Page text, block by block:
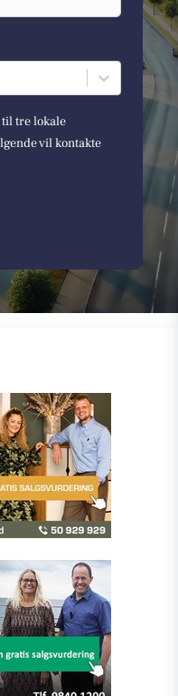
tre lokale
vil kontakte